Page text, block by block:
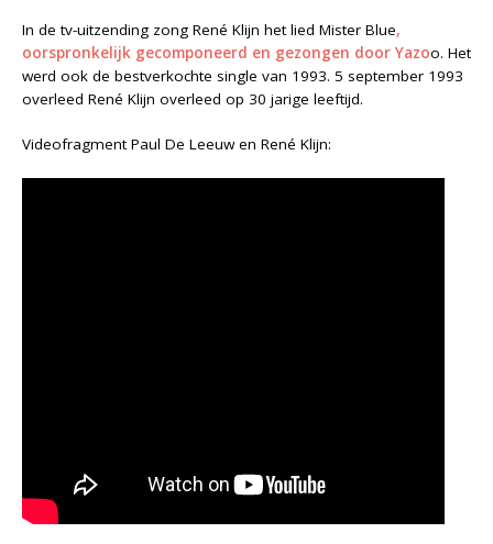
In de tv-uitzending zong René Klijn het lied Mister Blue,
oorspronkelijk gecomponeerd en gezongen door Yazoo. Het
werd ook de bestverkochte single van 1993. 5 september 1993
overleed René Klijn overleed op 30 jarige leeftijd.
Videofragment Paul De Leeuw en René Klijn: